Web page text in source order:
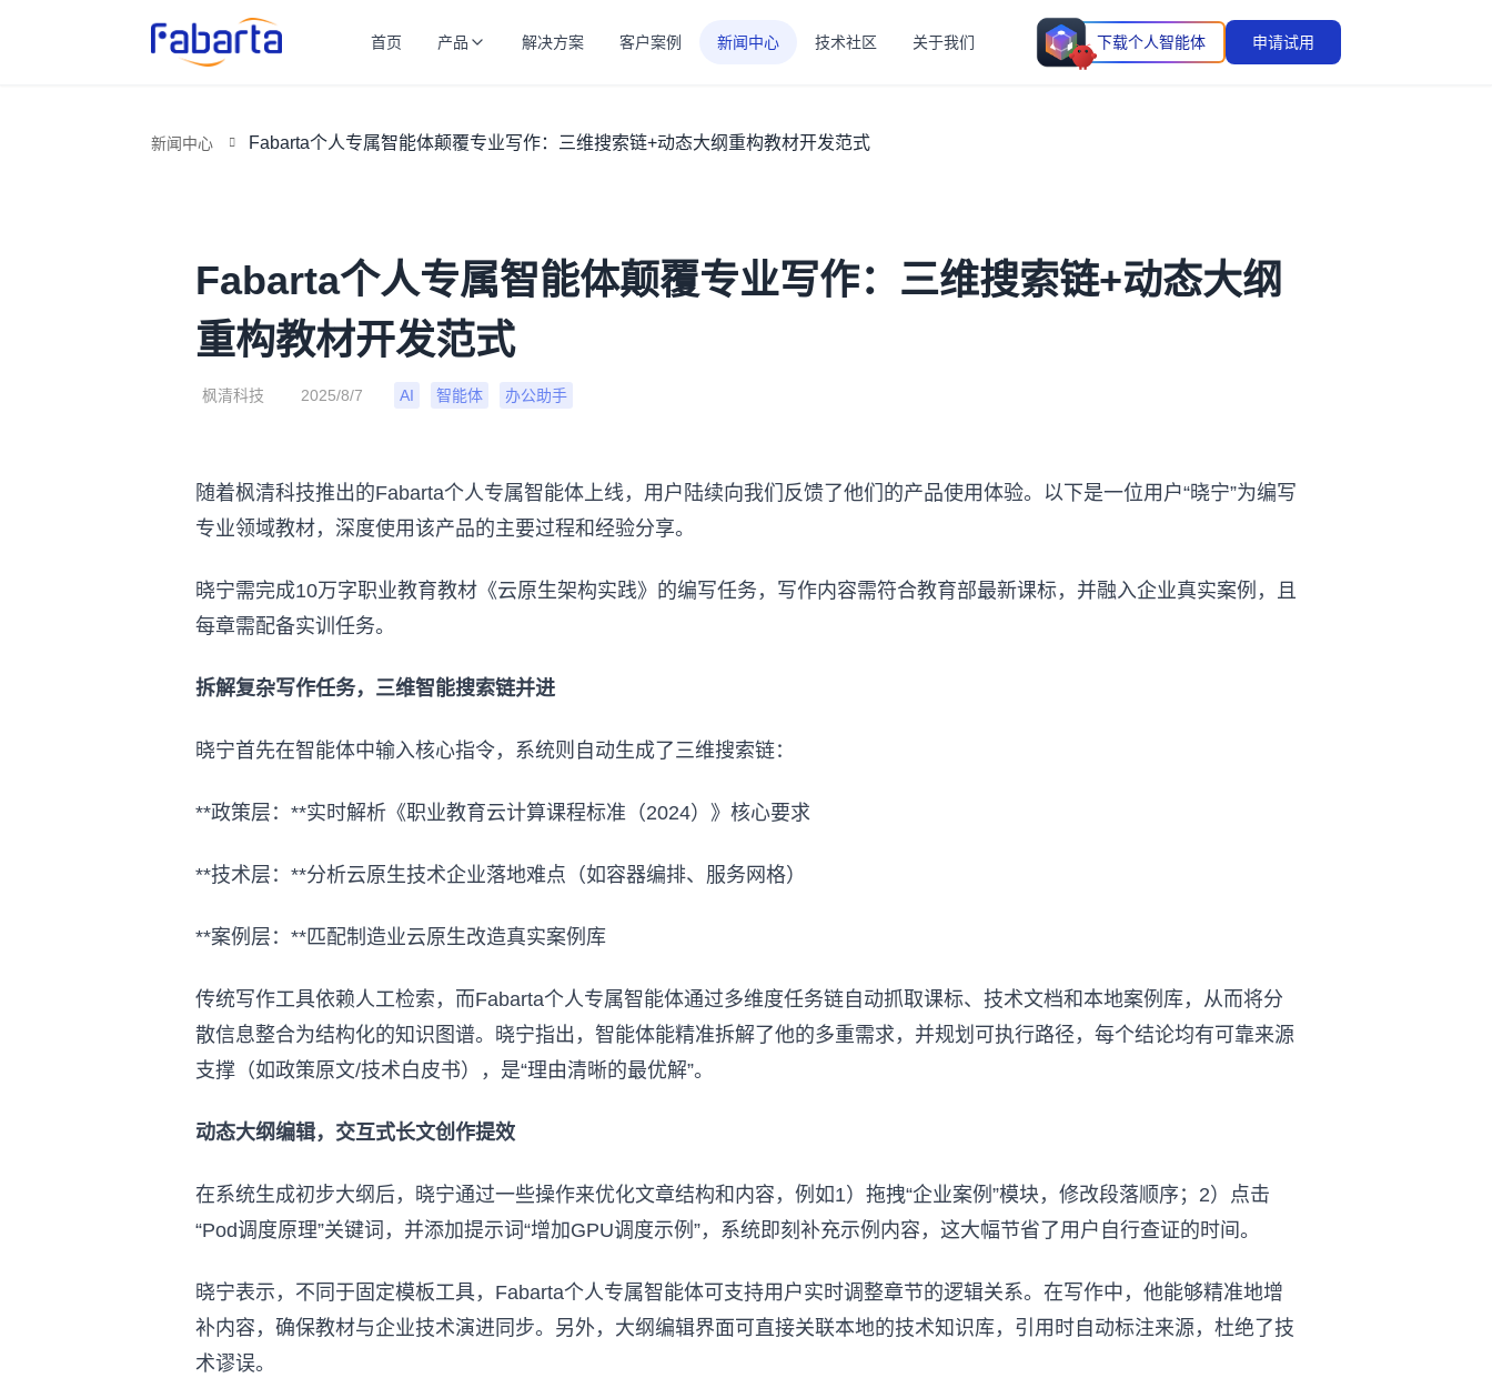
首页 产品 解决方案 客户案例 新闻中心 技术社区 关于我们 下载个人智能体 申请试用
新闻中心 Fabarta个人专属智能体颠覆专业写作：三维搜索链+动态大纲重构教材开发范式
Fabarta个人专属智能体颠覆专业写作：三维搜索链+动态大纲
重构教材开发范式
枫清科技 2025/8/7 AI 智能体 办公助手
随着枫清科技推出的Fabarta个人专属智能体上线，用户陆续向我们反馈了他们的产品使用体验。以下是一位用户“晓宁”为编写
专业领域教材，深度使用该产品的主要过程和经验分享。
晓宁需完成10万字职业教育教材《云原生架构实践》的编写任务，写作内容需符合教育部最新课标，并融入企业真实案例，且
每章需配备实训任务。
拆解复杂写作任务，三维智能搜索链并进
晓宁首先在智能体中输入核心指令，系统则自动生成了三维搜索链：
**政策层：**实时解析《职业教育云计算课程标准（2024）》核心要求
**技术层：**分析云原生技术企业落地难点（如容器编排、服务网格）
**案例层：**匹配制造业云原生改造真实案例库
传统写作工具依赖人工检索，而Fabarta个人专属智能体通过多维度任务链自动抓取课标、技术文档和本地案例库，从而将分
散信息整合为结构化的知识图谱。晓宁指出，智能体能精准拆解了他的多重需求，并规划可执行路径，每个结论均有可靠来源
支撑（如政策原文/技术白皮书），是“理由清晰的最优解”。
动态大纲编辑，交互式长文创作提效
在系统生成初步大纲后，晓宁通过一些操作来优化文章结构和内容，例如1）拖拽“企业案例”模块，修改段落顺序；2）点击
“Pod调度原理”关键词，并添加提示词“增加GPU调度示例”，系统即刻补充示例内容，这大幅节省了用户自行查证的时间。
晓宁表示，不同于固定模板工具，Fabarta个人专属智能体可支持用户实时调整章节的逻辑关系。在写作中，他能够精准地增
补内容，确保教材与企业技术演进同步。另外，大纲编辑界面可直接关联本地的技术知识库，引用时自动标注来源，杜绝了技
术谬误。